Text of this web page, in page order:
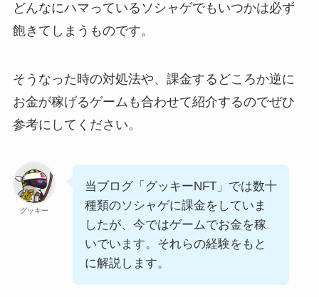
どんなにハマっているソシャゲでもいつかは必ず
飽きてしまうものです。
そうなった時の対処法や、課金するどころか逆に
お金が稼げるゲームも合わせて紹介するのでぜひ
参考にしてください。
グッキー
当ブログ「グッキーNFT」では数十
種類のソシャゲに課金をしていま
したが、今ではゲームでお金を稼
いでいます。それらの経験をもと
に解説します。